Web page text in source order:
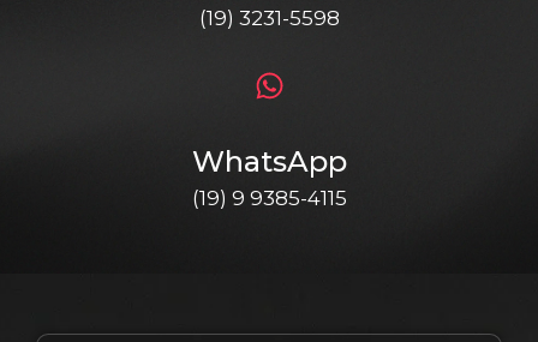
(19) 3231-5598
WhatsApp
(19) 9 9385-4115